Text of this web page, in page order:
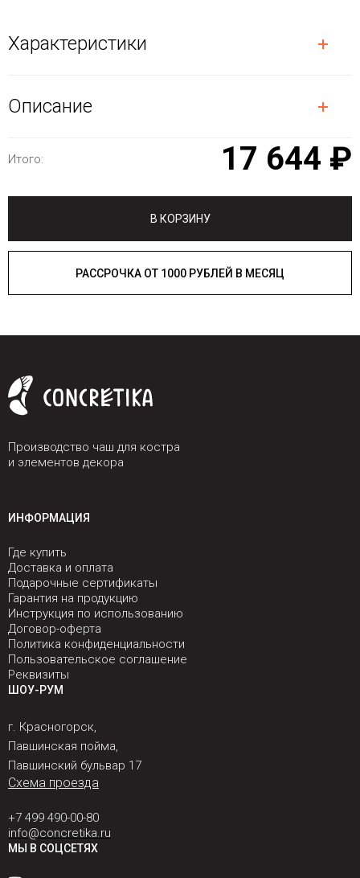
Характеристики
Описание
Итого: 17 644 ₽
В КОРЗИНУ
РАССРОЧКА ОТ 1000 РУБЛЕЙ В МЕСЯЦ
Производство чаш для костра
и элементов декора
ИНФОРМАЦИЯ
Где купить
Доставка и оплата
Подарочные сертификаты
Гарантия на продукцию
Инструкция по использованию
Договор-оферта
Политика конфиденциальности
Пользовательское соглашение
Реквизиты
ШОУ-РУМ
г. Красногорск,
Павшинская пойма,
Павшинский бульвар 17
Схема проезда
+7 499 490-00-80
info@concretika.ru
МЫ В СОЦСЕТЯХ